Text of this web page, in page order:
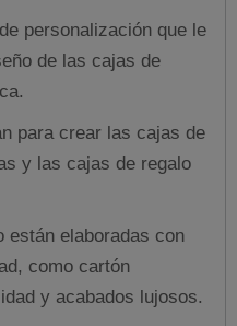
personalización que le
de las cajas de
para crear las cajas de
y las cajas de regalo
están elaboradas con
como cartón
y acabados lujosos.